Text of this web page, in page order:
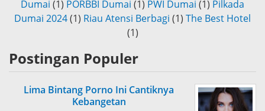
Dumai (1) PORBBI Dumai (1) PWI Dumai (1) Pilkada
Dumai 2024(1) Riau Atensi Berbagi (1) The Best Hotel
(1)
Postingan Populer
Lima Bintang Porno Ini Cantiknya
Kebangetan